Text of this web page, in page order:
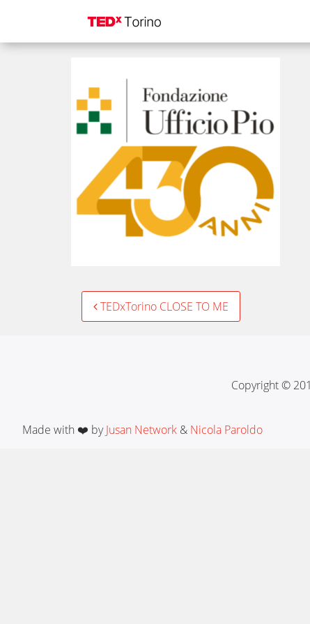
UFFICIOPIO
Post
TEDxTorino CLOSE TO ME
Copyright ©
Made with ❤️ byJusan Network & Nicola Paroldo